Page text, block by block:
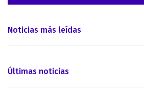
Noticias más leídas
Últimas noticias